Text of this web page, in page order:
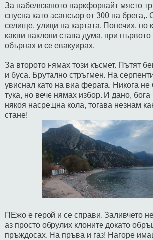
За набелязаното паркфорнайт място
спусна като асансьор от 300 на
селище, улици на картата. Понечих, но
какви наклони става дума, при
обърнах и се евакуирах.
За второто нямах този късмет. Пътят
и буса. Брутално стръгмен. На
увиснал като на виа ферата. Никога не
тука, но вече нямах избор. И дано, бога
някоя насрещна кола, тогава незнам
стане!
ПЕжо е герой и се справи. Заливчето
аз просто обрулих клоните докато
пръждосах. На пръва и газ! Нагоре